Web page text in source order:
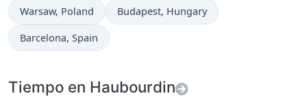
Hora actual en
Warsaw, Poland Hora actual en
Budapest, Hungary
Hora actual en
Barcelona, Spain
Tiempo en Haubourdin